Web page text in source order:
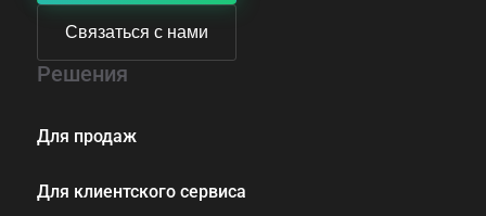
Связаться с нами
Решения
Для продаж
Для клиентского сервиса